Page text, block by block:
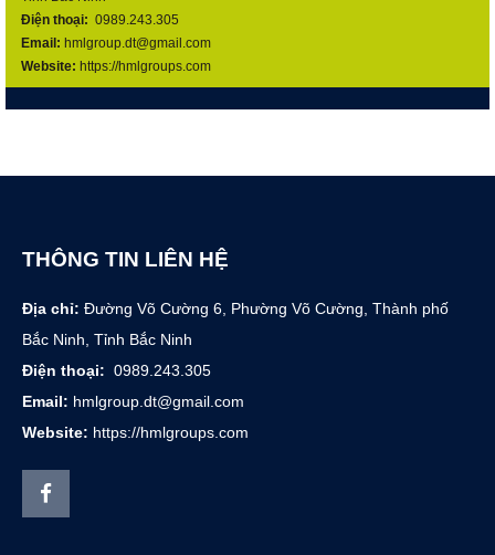
Điện thoại: 0989.243.305
Email: hmlgroup.dt@gmail.com
Website: https://hmlgroups.com
THÔNG TIN LIÊN HỆ
Địa chỉ: Đường Võ Cường 6, Phường Võ Cường, Thành phố
Bắc Ninh, Tỉnh Bắc Ninh
Điện thoại: 0989.243.305
Email: hmlgroup.dt@gmail.com
Website: https://hmlgroups.com